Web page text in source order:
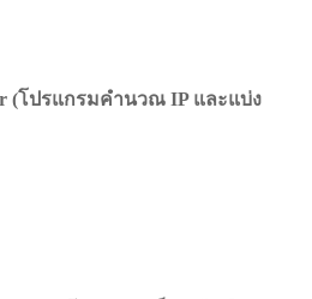
(โปรแกรมคำนวณ IP และแบ่ง